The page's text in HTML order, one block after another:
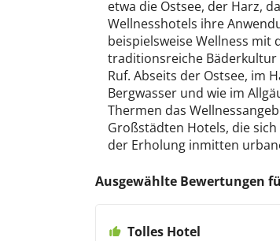
etwa die Ostsee, der Harz,
Wellnesshotels ihre
beispielsweise Wellness
traditionsreiche Bäderkultur
Ruf. Abseits der Ostsee, im
Bergwasser und wie im
Thermen das
Großstädten Hotels, die
der Erholung inmitten
Ausgewählte Bewertungen
Tolles Hotel